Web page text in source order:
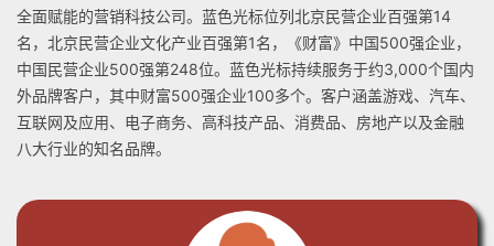
全面赋能的营销科技公司。蓝色光标位列北京民营企业百强第14
名，北京民营企业文化产业百强第1名，《财富》中国500强企业，
中国民营企业500强第248位。蓝色光标持续服务于约3,000个国内
外品牌客户，其中财富500强企业100多个。客户涵盖游戏、汽车、
互联网及应用、电子商务、高科技产品、消费品、房地产以及金融
八大行业的知名品牌。